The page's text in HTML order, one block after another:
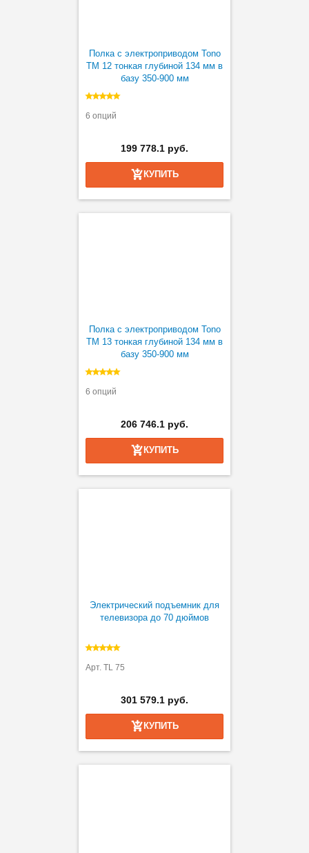
Полка с электроприводом Tono
TM 12 тонкая глубиной 134 мм в
базу 350-900 мм
6 опций
199 778.1 руб.
КУПИТЬ
Полка с электроприводом Tono
TM 13 тонкая глубиной 134 мм в
базу 350-900 мм
6 опций
206 746.1 руб.
КУПИТЬ
Электрический подъемник для
телевизора до 70 дюймов
Арт. TL 75
301 579.1 руб.
КУПИТЬ